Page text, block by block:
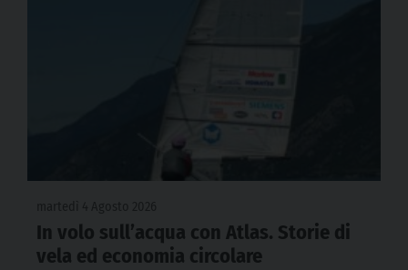
In volo sull’acqua con Atlas. Storie di
vela ed economia circolare